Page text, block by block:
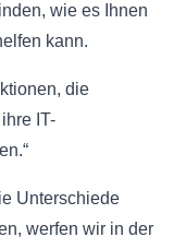
wie es Ihnen
kann.
die
IT-
Unterschiede
werfen wir in der